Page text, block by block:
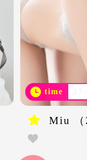
time
Miu （